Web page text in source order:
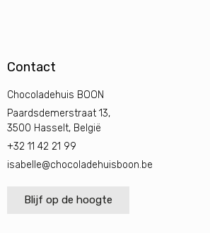
Contact
Chocoladehuis BOON
Paardsdemerstraat 13,
3500 Hasselt, België
+32 11 42 21 99
isabelle@chocoladehuisboon.be
Blijf op de hoogte